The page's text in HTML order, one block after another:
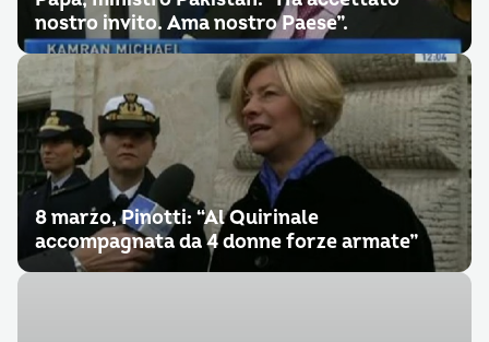
nostro invito. Ama nostro Paese”.
8 marzo, Pinotti: “Al Quirinale
accompagnata da 4 donne forze armate”